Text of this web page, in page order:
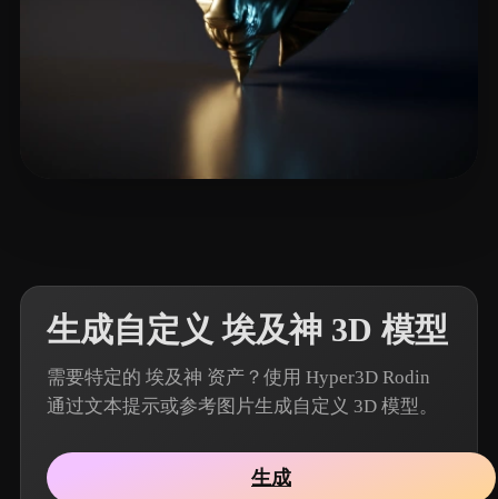
生成自定义 埃及神 3D 模型
需要特定的 埃及神 资产？使用 Hyper3D Rodin
通过文本提示或参考图片生成自定义 3D 模型。
生成